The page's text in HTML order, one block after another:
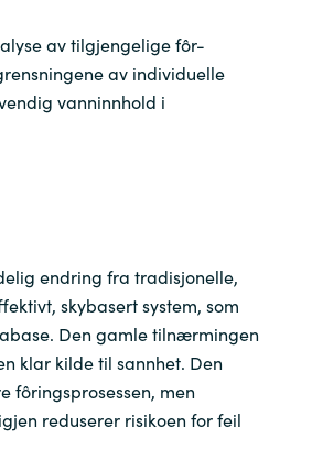
av tilgjengelige fôr-
av individuelle
vanninnhold i
endring fra tradisjonelle,
skybasert system, som
Den gamle tilnærmingen
klar kilde til sannhet. Den
fôringsprosessen, men
reduserer risikoen for feil